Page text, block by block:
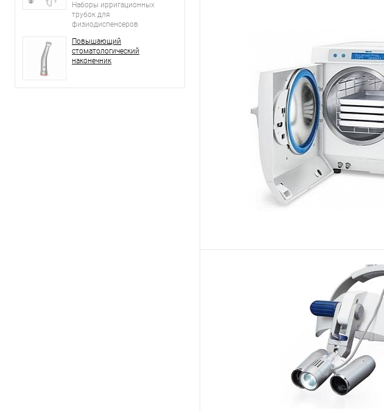
Наборы ирригационных
трубок для
физиодиспенсеров
Повышающий
стоматологический
наконечник